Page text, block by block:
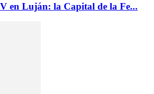
en Luján: la Capital de la Fe...